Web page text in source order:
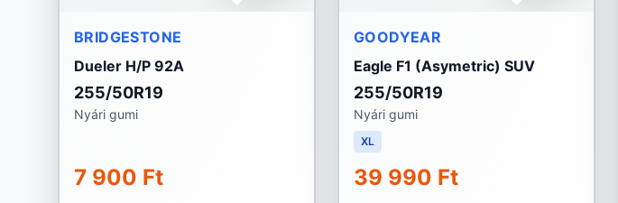
BRIDGESTONE
Dueler H/P 92A
255/50R19
Nyári gumi
7 900 Ft
GOODYEAR
Eagle F1 (Asymetric) SUV
255/50R19
Nyári gumi
XL
39 990 Ft